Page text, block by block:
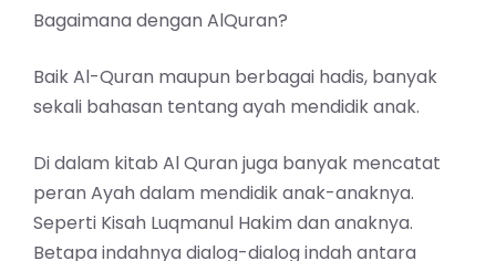
Bagaimana dengan AlQuran?
Baik Al-Quran maupun berbagai hadis, banyak
sekali bahasan tentang ayah mendidik anak.
Di dalam kitab Al Quran juga banyak mencatat
peran Ayah dalam mendidik anak-anaknya.
Seperti Kisah Luqmanul Hakim dan anaknya.
Betapa indahnya dialog-dialog indah antara